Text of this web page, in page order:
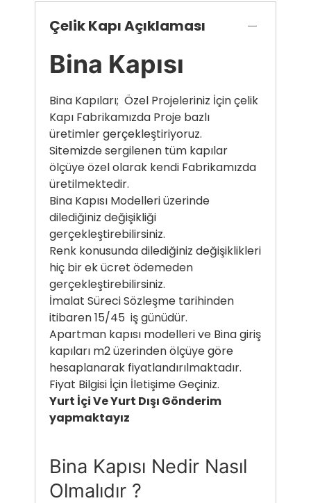
Çelik Kapı Açıklaması
Bina Kapısı
Bina Kapıları; Özel Projeleriniz İçin çelik
Kapı Fabrikamızda Proje bazlı
üretimler gerçekleştiriyoruz.
Sitemizde sergilenen tüm kapılar
ölçüye özel olarak kendi Fabrikamızda
üretilmektedir.
Bina Kapısı Modelleri üzerinde
dilediğiniz değişikliği
gerçekleştirebilirsiniz.
Renk konusunda dilediğiniz değişiklikleri
hiç bir ek ücret ödemeden
gerçekleştirebilirsiniz.
İmalat Süreci Sözleşme tarihinden
itibaren 15/45 iş günüdür.
Apartman kapısı modelleri ve Bina giriş
kapıları m2 üzerinden ölçüye göre
hesaplanarak fiyatlandırılmaktadır.
Fiyat Bilgisi İçin İletişime Geçiniz.
Yurt İçi Ve Yurt Dışı Gönderim
yapmaktayız
Bina Kapısı Nedir Nasıl
Olmalıdır ?